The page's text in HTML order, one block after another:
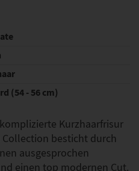
(54 - 56 cm)
Kurzhaarfrisur
besticht durch
ausgesprochen
einen top modernen Cut.